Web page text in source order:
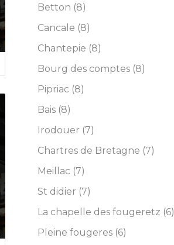
Betton (8)
Cancale (8)
Chantepie (8)
Bourg des comptes (8)
Pipriac (8)
Bais (8)
Irodouer (7)
Chartres de Bretagne (7)
Meillac (7)
St didier (7)
La chapelle des fougeretz (6)
Pleine fougeres (6)